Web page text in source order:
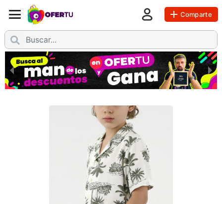
Comparte